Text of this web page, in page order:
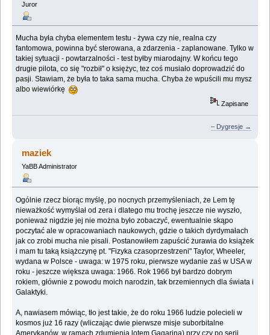
Juror
Mucha była chyba elementem testu - żywa czy nie, realna czy
fantomowa, powinna być sterowana, a zdarzenia - zaplanowane. Tylko w
takiej sytuacji - powtarzalności - test byłby miarodajny. W końcu tego
drugie pilota, co się "rozbił" o księżyc, tez coś musiało doprowadzić do
pasji. Stawiam, że była to taka sama mucha. Chyba że wpuścili mu mysz
albo wiewiórkę
Zapisane
– Dygresje →
maziek
YaBB Administrator
Ogólnie rzecz biorąc myślę, po nocnych przemyśleniach, że Lem tę
nieważkość wymyślał od zera i dlatego mu trochę jeszcze nie wyszło,
ponieważ nigdzie jej nie można było zobaczyć, ewentualnie skąpo
poczytać ale w opracowaniach naukowych, gdzie o takich dyrdymałach
jak co zrobi mucha nie pisali. Postanowiłem zapuścić żurawia do książek
i mam tu taką książczynę pt. "Fizyka czasoprzestrzeni" Taylor, Wheeler,
wydana w Polsce - uwaga: w 1975 roku, pierwsze wydanie zaś w USA w
roku - jeszcze większa uwaga: 1966. Rok 1966 był bardzo dobrym
rokiem, głównie z powodu moich narodzin, tak brzemiennych dla świata i
Galaktyki.
A, nawiasem mówiąc, tło jest takie, że do roku 1966 ludzie polecieli w
kosmos już 16 razy (wliczając dwie pierwsze misje suborbitalne
Amerykanów, w ramach zdumienia lotem Gagarina) przy czy po serii